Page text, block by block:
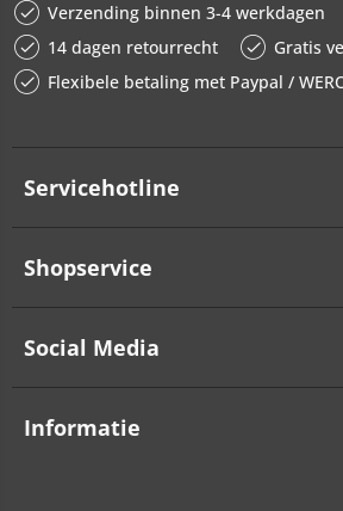
Verzending binnen 3-4 werkdagen
14 dagen retourrecht
Gratis
Flexibele betaling met Paypal /
Servicehotline
Shopservice
Social Media
Informatie